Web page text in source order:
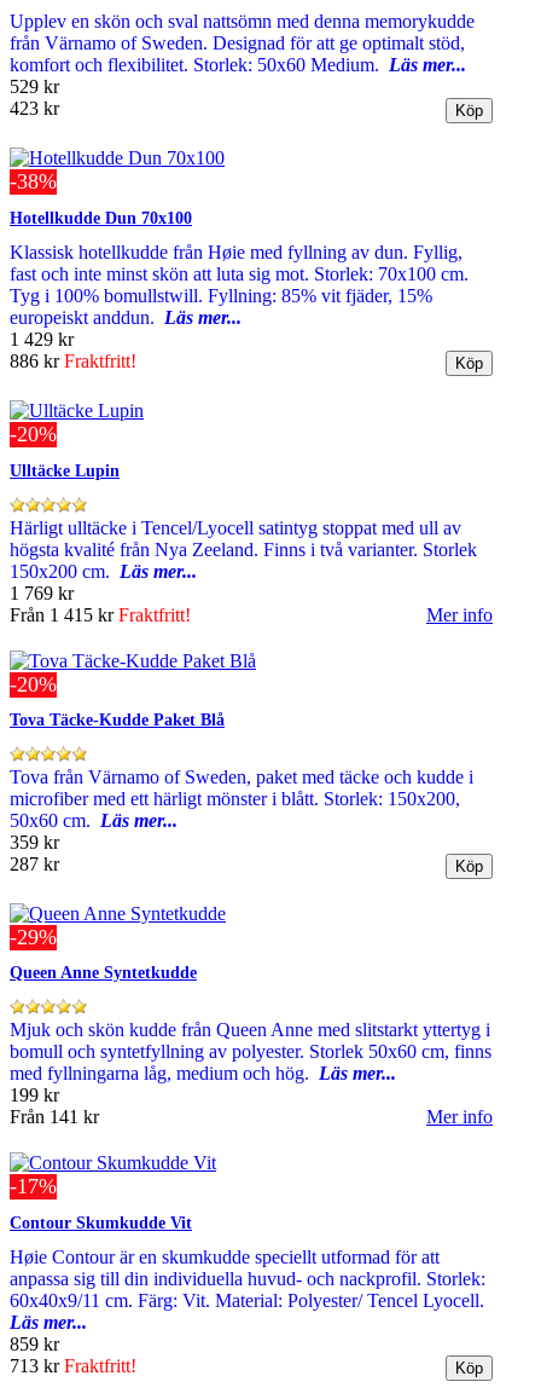
Upplev en skön och sval nattsömn med denna memorykudde
från Värnamo of Sweden. Designad för att ge optimalt stöd,
komfort och flexibilitet. Storlek: 50x60 Medium. Läs mer...
529 kr
423 kr
-38%
Hotellkudde Dun 70x100
Klassisk hotellkudde från Høie med fyllning av dun. Fyllig,
fast och inte minst skön att luta sig mot. Storlek: 70x100 cm.
Tyg i 100% bomullstwill. Fyllning: 85% vit fjäder, 15%
europeiskt anddun. Läs mer...
1 429 kr
886 krFraktfritt!
-20%
Ulltäcke Lupin
Härligt ulltäcke i Tencel/Lyocell satintyg stoppat med ull av
högsta kvalité från Nya Zeeland. Finns i två varianter. Storlek
150x200 cm. Läs mer...
1 769 kr
Från 1 415 krFraktfritt! Mer info
-20%
Tova Täcke-Kudde Paket Blå
Tova från Värnamo of Sweden, paket med täcke och kudde i
microfiber med ett härligt mönster i blått. Storlek: 150x200,
50x60 cm. Läs mer...
359 kr
287 kr
-29%
Queen Anne Syntetkudde
Mjuk och skön kudde från Queen Anne med slitstarkt yttertyg i
bomull och syntetfyllning av polyester. Storlek 50x60 cm, finns
med fyllningarna låg, medium och hög. Läs mer...
199 kr
Från 141 kr Mer info
-17%
Contour Skumkudde Vit
Høie Contour är en skumkudde speciellt utformad för att
anpassa sig till din individuella huvud- och nackprofil. Storlek:
60x40x9/11 cm. Färg: Vit. Material: Polyester/ Tencel Lyocell.
Läs mer...
859 kr
713 krFraktfritt!